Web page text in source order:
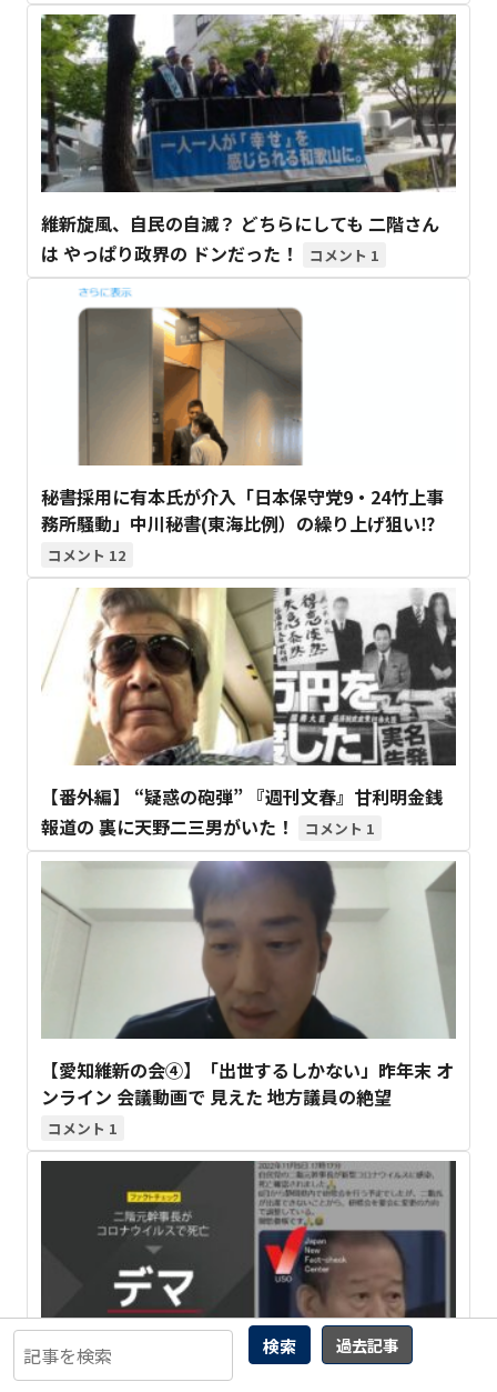
検索 過去記事
維新旋風、自民の自滅？ どちらにしても 二階さん
は やっぱり政界の ドンだった！
1
秘書採用に有本氏が介入「日本保守党9・24竹上事
務所騒動」中川秘書(東海比例）の繰り上げ狙い⁉
12
【番外編】 “疑惑の砲弾” 『週刊文春』甘利明金銭
報道の 裏に天野二三男がいた！
1
【愛知維新の会④】「出世するしかない」昨年末 オ
ンライン 会議動画で 見えた 地方議員の絶望
1
【和歌山知事選】二階元幹事長 死亡デマを ファク